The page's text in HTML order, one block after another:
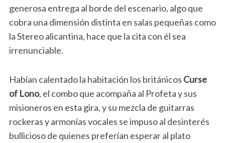
generosa entrega al borde del escenario, algo que
cobra una dimensión distinta en salas pequeñas como
la Stereo alicantina, hace que la cita con él sea
irrenunciable.
Habían calentado la habitación los británicos Curse
of Lono, el combo que acompaña al Profeta y sus
misioneros en esta gira, y su mezcla de guitarras
rockeras y armonías vocales se impuso al desinterés
bullicioso de quienes preferían esperar al plato